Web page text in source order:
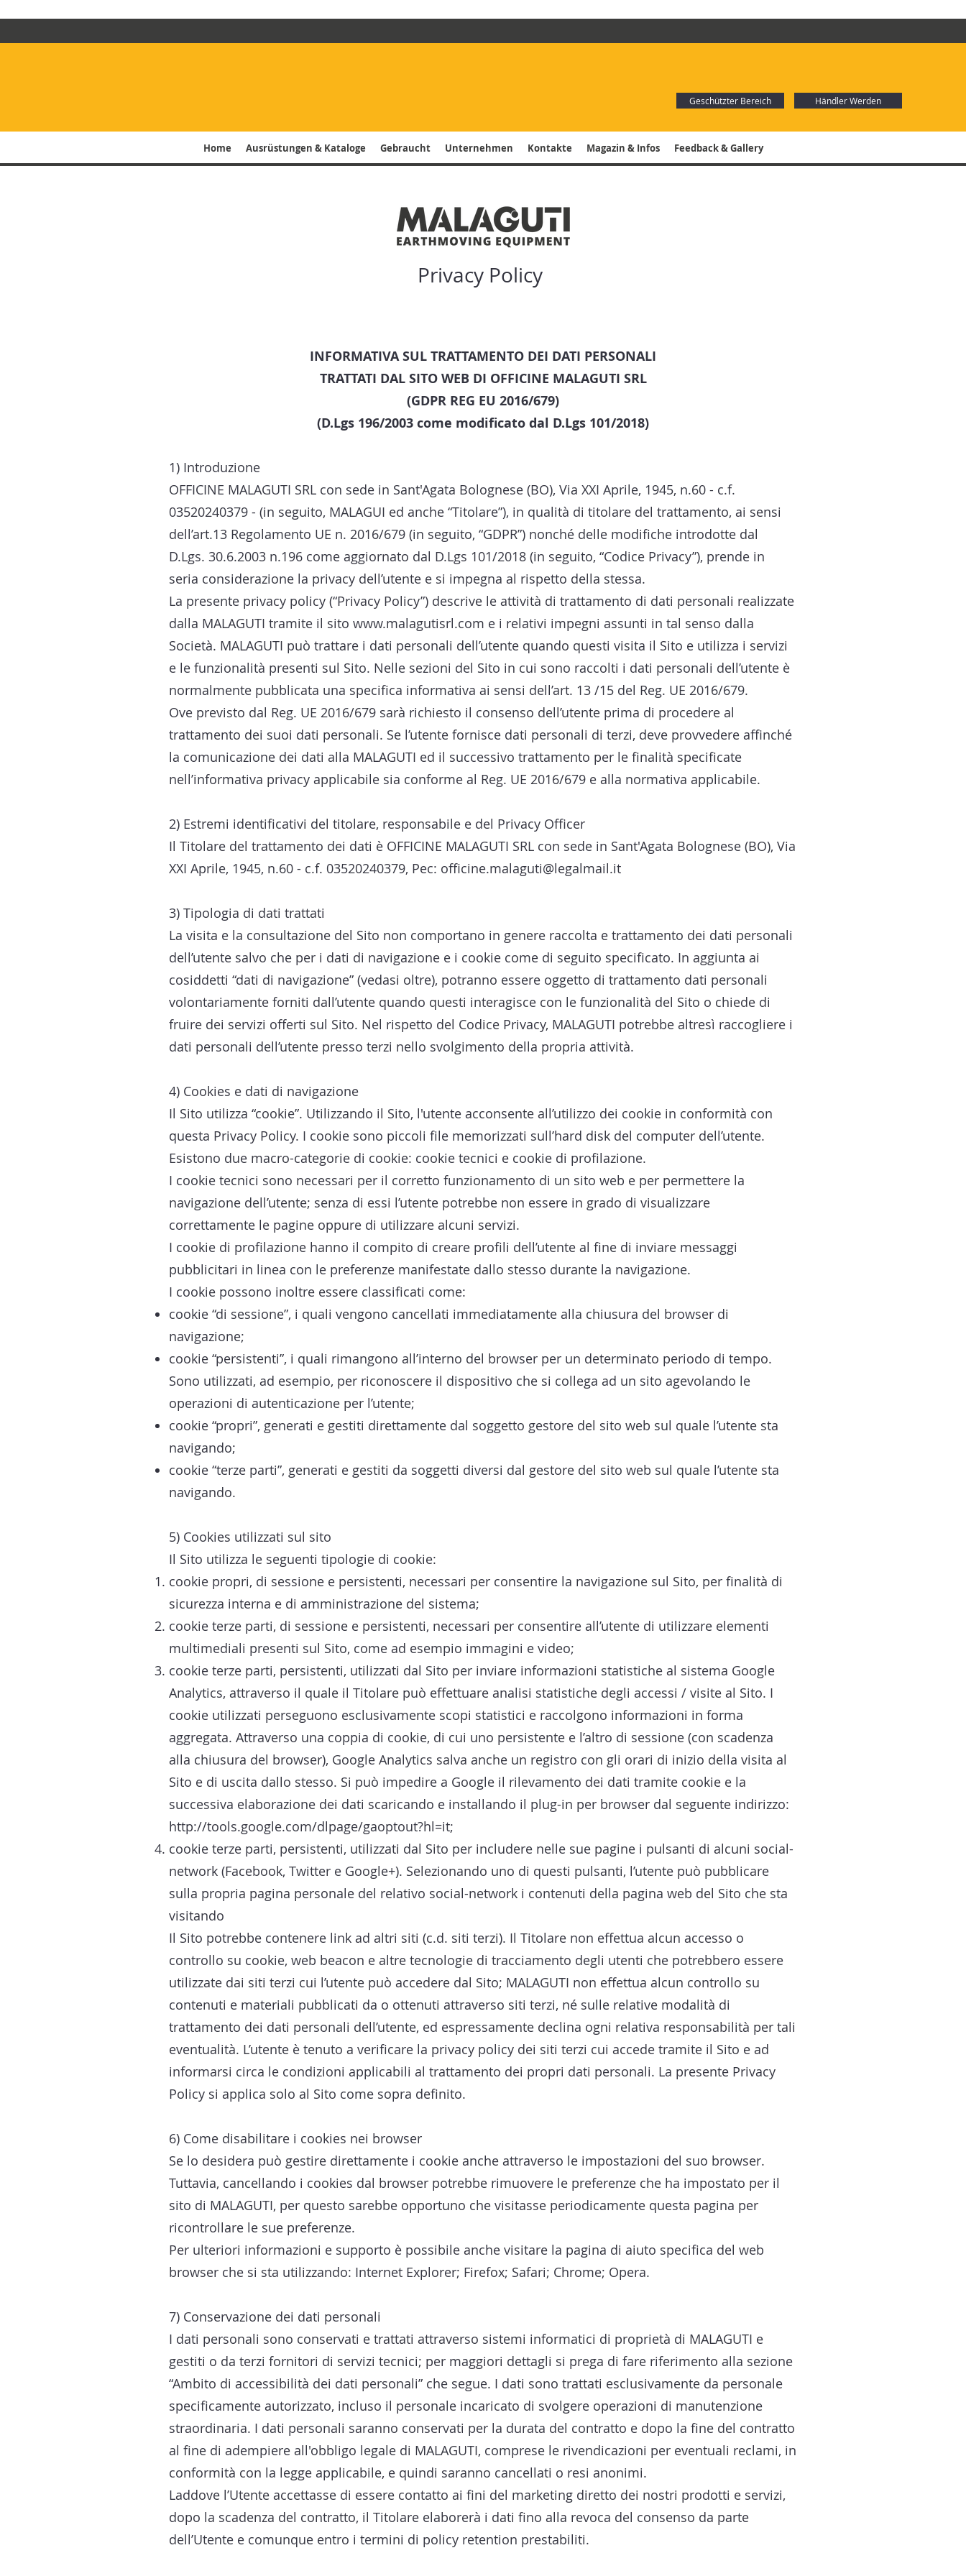
Geschützter Bereich Händler Werden
Home Ausrüstungen & Kataloge Gebraucht Unternehmen Kontakte Magazin & Infos Feedback & Gallery
Privacy Policy
INFORMATIVA SUL TRATTAMENTO DEI DATI PERSONALI
TRATTATI DAL SITO WEB DI OFFICINE MALAGUTI SRL
(GDPR REG EU 2016/679)
(D.Lgs 196/2003 come modificato dal D.Lgs 101/2018)
1) Introduzione
OFFICINE MALAGUTI SRL con sede in Sant'Agata Bolognese (BO), Via XXI Aprile, 1945, n.60 - c.f.
03520240379 - (in seguito, MALAGUI ed anche “Titolare”), in qualità di titolare del trattamento, ai sensi
dell’art.13 Regolamento UE n. 2016/679 (in seguito, “GDPR”) nonché delle modifiche introdotte dal
D.Lgs. 30.6.2003 n.196 come aggiornato dal D.Lgs 101/2018 (in seguito, “Codice Privacy”), prende in
seria considerazione la privacy dell’utente e si impegna al rispetto della stessa.
La presente privacy policy (“Privacy Policy”) descrive le attività di trattamento di dati personali realizzate
dalla MALAGUTI tramite il sito www.malagutisrl.com e i relativi impegni assunti in tal senso dalla
Società. MALAGUTI può trattare i dati personali dell’utente quando questi visita il Sito e utilizza i servizi
e le funzionalità presenti sul Sito. Nelle sezioni del Sito in cui sono raccolti i dati personali dell’utente è
normalmente pubblicata una specifica informativa ai sensi dell’art. 13 /15 del Reg. UE 2016/679.
Ove previsto dal Reg. UE 2016/679 sarà richiesto il consenso dell’utente prima di procedere al
trattamento dei suoi dati personali. Se l’utente fornisce dati personali di terzi, deve provvedere affinché
la comunicazione dei dati alla MALAGUTI ed il successivo trattamento per le finalità specificate
nell’informativa privacy applicabile sia conforme al Reg. UE 2016/679 e alla normativa applicabile.
2) Estremi identificativi del titolare, responsabile e del Privacy Officer
Il Titolare del trattamento dei dati è OFFICINE MALAGUTI SRL con sede in Sant'Agata Bolognese (BO), Via
XXI Aprile, 1945, n.60 - c.f. 03520240379, Pec: officine.malaguti@legalmail.it
3) Tipologia di dati trattati
La visita e la consultazione del Sito non comportano in genere raccolta e trattamento dei dati personali
dell’utente salvo che per i dati di navigazione e i cookie come di seguito specificato. In aggiunta ai
cosiddetti “dati di navigazione” (vedasi oltre), potranno essere oggetto di trattamento dati personali
volontariamente forniti dall’utente quando questi interagisce con le funzionalità del Sito o chiede di
fruire dei servizi offerti sul Sito. Nel rispetto del Codice Privacy, MALAGUTI potrebbe altresì raccogliere i
dati personali dell’utente presso terzi nello svolgimento della propria attività.
4) Cookies e dati di navigazione
Il Sito utilizza “cookie”. Utilizzando il Sito, l'utente acconsente all’utilizzo dei cookie in conformità con
questa Privacy Policy. I cookie sono piccoli file memorizzati sull’hard disk del computer dell’utente.
Esistono due macro-categorie di cookie: cookie tecnici e cookie di profilazione.
I cookie tecnici sono necessari per il corretto funzionamento di un sito web e per permettere la
navigazione dell’utente; senza di essi l’utente potrebbe non essere in grado di visualizzare
correttamente le pagine oppure di utilizzare alcuni servizi.
I cookie di profilazione hanno il compito di creare profili dell’utente al fine di inviare messaggi
pubblicitari in linea con le preferenze manifestate dallo stesso durante la navigazione.
I cookie possono inoltre essere classificati come:
cookie “di sessione”, i quali vengono cancellati immediatamente alla chiusura del browser di
navigazione;
cookie “persistenti”, i quali rimangono all’interno del browser per un determinato periodo di tempo.
Sono utilizzati, ad esempio, per riconoscere il dispositivo che si collega ad un sito agevolando le
operazioni di autenticazione per l’utente;
cookie “propri”, generati e gestiti direttamente dal soggetto gestore del sito web sul quale l’utente sta
navigando;
cookie “terze parti”, generati e gestiti da soggetti diversi dal gestore del sito web sul quale l’utente sta
navigando.
5) Cookies utilizzati sul sito
Il Sito utilizza le seguenti tipologie di cookie:
cookie propri, di sessione e persistenti, necessari per consentire la navigazione sul Sito, per finalità di
sicurezza interna e di amministrazione del sistema;
cookie terze parti, di sessione e persistenti, necessari per consentire all’utente di utilizzare elementi
multimediali presenti sul Sito, come ad esempio immagini e video;
cookie terze parti, persistenti, utilizzati dal Sito per inviare informazioni statistiche al sistema Google
Analytics, attraverso il quale il Titolare può effettuare analisi statistiche degli accessi / visite al Sito. I
cookie utilizzati perseguono esclusivamente scopi statistici e raccolgono informazioni in forma
aggregata. Attraverso una coppia di cookie, di cui uno persistente e l’altro di sessione (con scadenza
alla chiusura del browser), Google Analytics salva anche un registro con gli orari di inizio della visita al
Sito e di uscita dallo stesso. Si può impedire a Google il rilevamento dei dati tramite cookie e la
successiva elaborazione dei dati scaricando e installando il plug-in per browser dal seguente indirizzo:
http://tools.google.com/dlpage/gaoptout?hl=it;
cookie terze parti, persistenti, utilizzati dal Sito per includere nelle sue pagine i pulsanti di alcuni social-
network (Facebook, Twitter e Google+). Selezionando uno di questi pulsanti, l’utente può pubblicare
sulla propria pagina personale del relativo social-network i contenuti della pagina web del Sito che sta
visitando
Il Sito potrebbe contenere link ad altri siti (c.d. siti terzi). Il Titolare non effettua alcun accesso o
controllo su cookie, web beacon e altre tecnologie di tracciamento degli utenti che potrebbero essere
utilizzate dai siti terzi cui l’utente può accedere dal Sito; MALAGUTI non effettua alcun controllo su
contenuti e materiali pubblicati da o ottenuti attraverso siti terzi, né sulle relative modalità di
trattamento dei dati personali dell’utente, ed espressamente declina ogni relativa responsabilità per tali
eventualità. L’utente è tenuto a verificare la privacy policy dei siti terzi cui accede tramite il Sito e ad
informarsi circa le condizioni applicabili al trattamento dei propri dati personali. La presente Privacy
Policy si applica solo al Sito come sopra definito.
6) Come disabilitare i cookies nei browser
Se lo desidera può gestire direttamente i cookie anche attraverso le impostazioni del suo browser.
Tuttavia, cancellando i cookies dal browser potrebbe rimuovere le preferenze che ha impostato per il
sito di MALAGUTI, per questo sarebbe opportuno che visitasse periodicamente questa pagina per
ricontrollare le sue preferenze.
Per ulteriori informazioni e supporto è possibile anche visitare la pagina di aiuto specifica del web
browser che si sta utilizzando: Internet Explorer; Firefox; Safari; Chrome; Opera.
7) Conservazione dei dati personali
I dati personali sono conservati e trattati attraverso sistemi informatici di proprietà di MALAGUTI e
gestiti o da terzi fornitori di servizi tecnici; per maggiori dettagli si prega di fare riferimento alla sezione
“Ambito di accessibilità dei dati personali” che segue. I dati sono trattati esclusivamente da personale
specificamente autorizzato, incluso il personale incaricato di svolgere operazioni di manutenzione
straordinaria. I dati personali saranno conservati per la durata del contratto e dopo la fine del contratto
al fine di adempiere all'obbligo legale di MALAGUTI, comprese le rivendicazioni per eventuali reclami, in
conformità con la legge applicabile, e quindi saranno cancellati o resi anonimi.
Laddove l’Utente accettasse di essere contatto ai fini del marketing diretto dei nostri prodotti e servizi,
dopo la scadenza del contratto, il Titolare elaborerà i dati fino alla revoca del consenso da parte
dell’Utente e comunque entro i termini di policy retention prestabiliti.